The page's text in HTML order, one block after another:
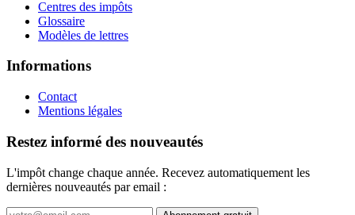
Centres des impôts
Glossaire
Modèles de lettres
Informations
Contact
Mentions légales
Restez informé des nouveautés
L'impôt change chaque année. Recevez automatiquement les
dernières nouveautés par email :